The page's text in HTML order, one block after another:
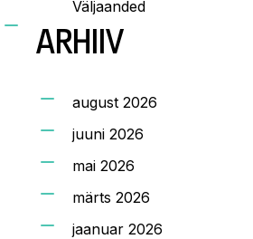
Väljaanded
ARHIIV
august 2026
juuni 2026
mai 2026
märts 2026
jaanuar 2026